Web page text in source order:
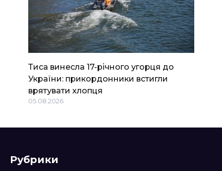
Тиса винесла 17-річного угорця до
України: прикордонники встигли
врятувати хлопця
05.08.2026
Рубрики